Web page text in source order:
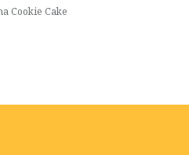
Cookie Cake